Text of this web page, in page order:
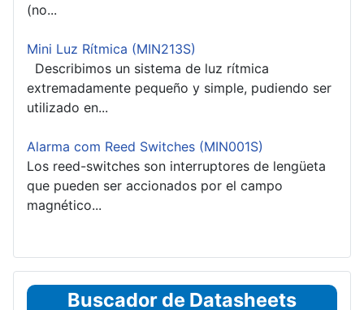
(no...
Mini Luz Rítmica (MIN213S)
Describimos un sistema de luz rítmica
extremadamente pequeño y simple, pudiendo ser
utilizado en...
Alarma com Reed Switches (MIN001S)
Los reed-switches son interruptores de lengüeta
que pueden ser accionados por el campo
magnético...
Buscador de Datasheets